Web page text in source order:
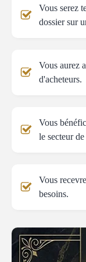
Vous serez
dossier sur
Vous aurez
d'acheteurs.
Vous
le secteur
Vous
besoins.